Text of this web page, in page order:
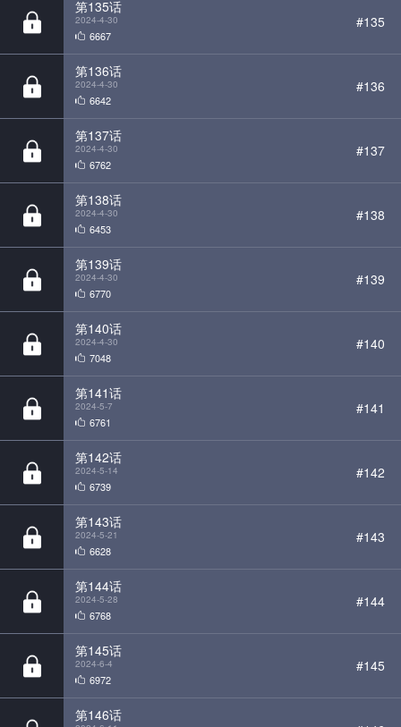
2024-4-30
6642
#136
第137话
2024-4-30
6762
#137
第138话
2024-4-30
6453
#138
第139话
2024-4-30
6770
#139
第140话
2024-4-30
7048
#140
第141话
2024-5-7
6761
#141
第142话
2024-5-14
6739
#142
第143话
2024-5-21
6628
#143
第144话
2024-5-28
6768
#144
第145话
2024-6-4
6972
#145
第146话
2024-6-11
6241
#146
第147话
2024-6-18